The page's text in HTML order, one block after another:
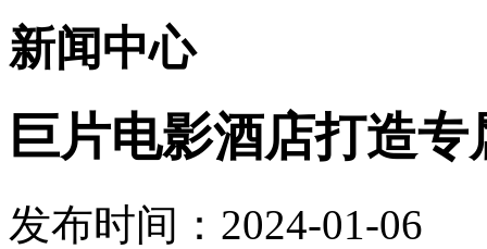
新闻中心
巨片电影酒店打造
发布时间：2024-01-06